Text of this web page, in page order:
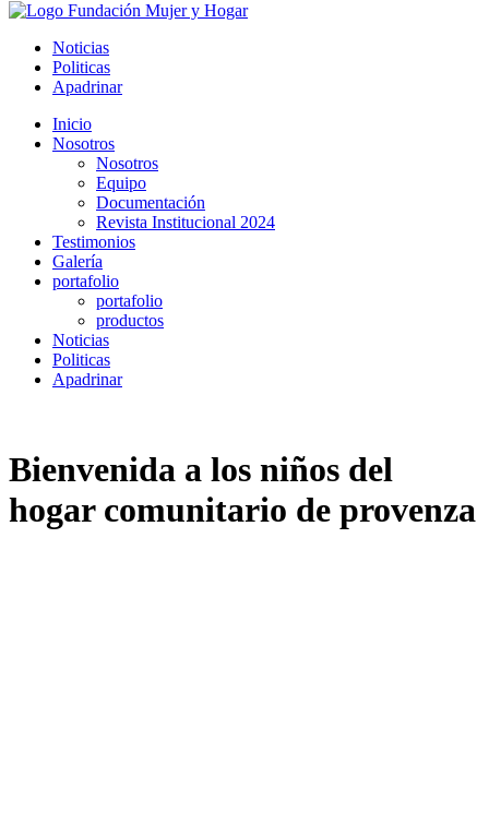
Noticias
Politicas
Apadrinar
Inicio
Nosotros
Nosotros
Equipo
Documentación
Revista Institucional 2024
Testimonios
Galería
portafolio
portafolio
productos
Noticias
Politicas
Apadrinar
Bienvenida a los niños del
hogar comunitario de provenza